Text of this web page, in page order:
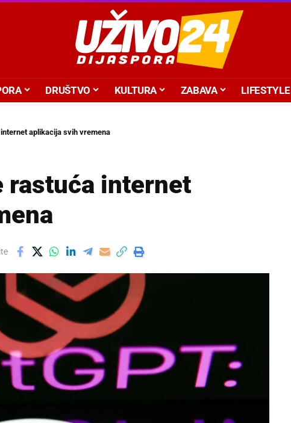
DRUŠTVO KULTURA ZABAVA LIFESTYLE
aplikacija svih vremena
rastuća internet